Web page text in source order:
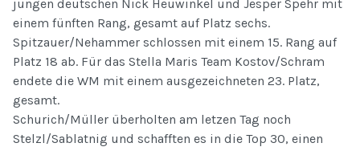
jungen deutschen Nick Heuwinkel und Jesper Spehr mit
einem fünften Rang, gesamt auf Platz sechs.
Spitzauer/Nehammer schlossen mit einem 15. Rang auf
Platz 18 ab. Für das Stella Maris Team Kostov/Schram
endete die WM mit einem ausgezeichneten 23. Platz,
gesamt.
Schurich/Müller überholten am letzen Tag noch
Stelzl/Sablatnig und schafften es in die Top 30, einen